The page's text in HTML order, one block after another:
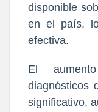
disponible
en el país,
efectiva.
El
diagnósticos
significativo,